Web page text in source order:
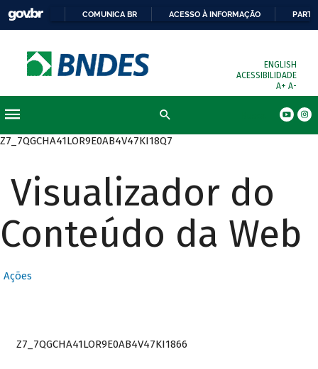
COMUNICA BR ACESSO À INFORMAÇÃO
ENGLISH
ACESSIBILIDADE
A+ A-
Z7_7QGCHA41LOR9E0AB4V47KI18Q7
Visualizador do
Conteúdo da Web
Ações
Z7_7QGCHA41LOR9E0AB4V47KI1866